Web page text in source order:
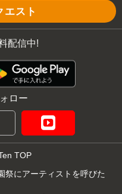
エスト
配信中!
ロー
TOP
祭にアーティストを呼びた